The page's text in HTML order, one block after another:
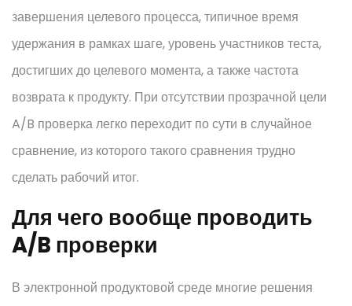
завершения целевого процесса, типичное время
удержания в рамках шаге, уровень участников теста,
достигших до целевого момента, а также частота
возврата к продукту. При отсутствии прозрачной цели
A/B проверка легко переходит по сути в случайное
сравнение, из которого такого сравнения трудно
сделать рабочий итог.
Для чего вообще проводить
A/B проверки
В электронной продуктовой среде многие решения